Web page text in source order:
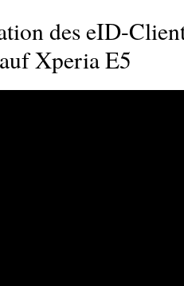
des eID-
Xperia E5